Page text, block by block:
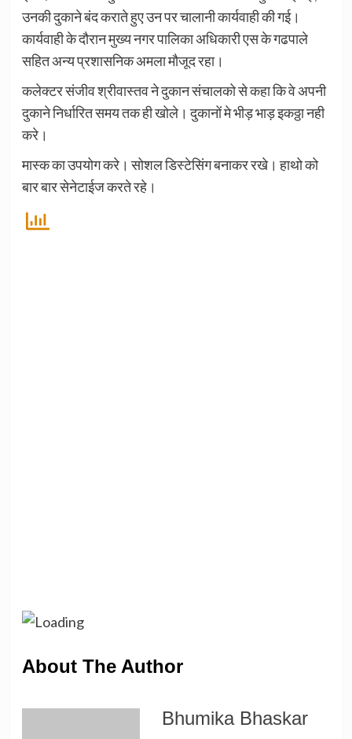
उनकी दुकाने बंद कराते हुए उन पर चालानी कार्यवाही की गई।
कार्यवाही के दौरान मुख्य नगर पालिका अधिकारी एस के गढपाले
सहित अन्य प्रशासनिक अमला मौजूद रहा।
कलेक्टर संजीव श्रीवास्तव ने दुकान संचालको से कहा कि वे अपनी
दुकाने निर्धारित समय तक ही खोले। दुकानों मे भीड़ भाड़ इकठ्ठा नही
करे।
मास्क का उपयोग करे। सोशल डिस्टेसिंग बनाकर रखे। हाथो को
बार बार सेनेटाईज करते रहे।
About The Author
Bhumika Bhaskar